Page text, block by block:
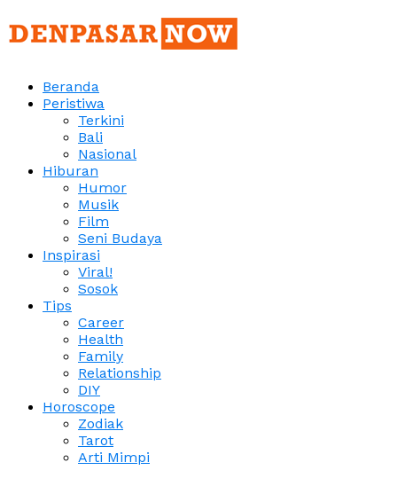
Beranda
Peristiwa
Terkini
Bali
Nasional
Hiburan
Humor
Musik
Film
Seni Budaya
Inspirasi
Viral!
Sosok
Tips
Career
Health
Family
Relationship
DIY
Horoscope
Zodiak
Tarot
Arti Mimpi